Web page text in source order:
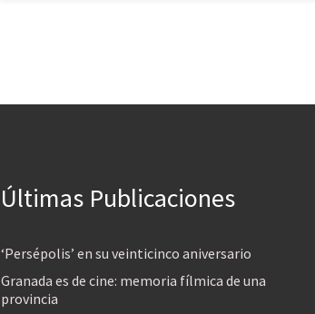
Últimas Publicaciones
‘Persépolis’ en su veinticinco aniversario
Granada es de cine: memoria fílmica de una
provincia